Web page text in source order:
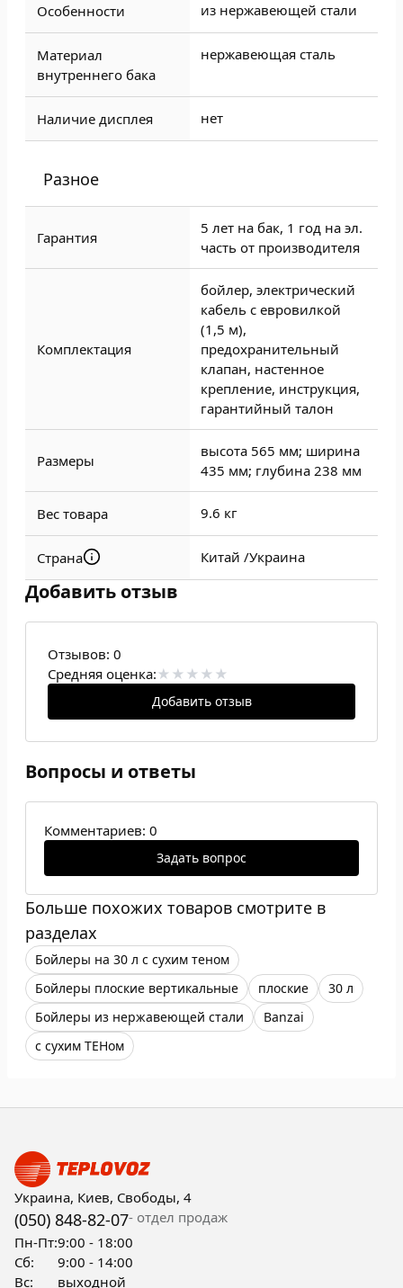
Особенности из нержавеющей стали
Материал
внутреннего бака
нержавеющая сталь
Наличие дисплея нет
Разное
Гарантия
5 лет на бак, 1 год на эл.
часть от производителя
Комплектация
бойлер, электрический
кабель с евровилкой
(1,5 м),
предохранительный
клапан, настенное
крепление, инструкция,
гарантийный талон
Размеры
высота 565 мм; ширина
435 мм; глубина 238 мм
Вес товара 9.6 кг
Страна Китай /Украина
Добавить отзыв
Отзывов: 0
Средняя оценка:
Добавить отзыв
Вопросы и ответы
Комментариев: 0
Задать вопрос
Больше похожих товаров смотрите в
разделах
Бойлеры на 30 л с сухим теном
Бойлеры плоские вертикальные
плоские
30 л
Бойлеры из нержавеющей стали
Banzai
с сухим ТЕНом
Украина, Киев, Свободы, 4
(050) 848-82-07- отдел продаж
Пн-Пт:9:00 - 18:00
Сб:
9:00 - 14:00
Вс:
выходной